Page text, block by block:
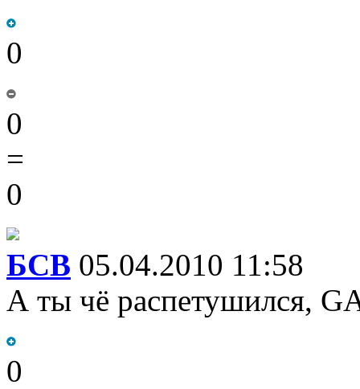
0
0
=
0
БСВ 05.04.2010 11:58
А ты чё распетушился,
0